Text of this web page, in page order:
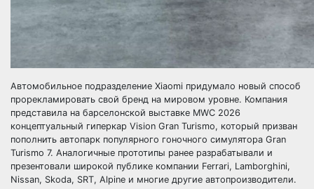
Автомобильное подразделение Xiaomi придумало новый способ
прорекламировать свой бренд на мировом уровне. Компания
представила на барселонской выставке MWC 2026
концептуальный гиперкар Vision Gran Turismo, который призван
пополнить автопарк популярного гоночного симулятора Gran
Turismo 7. Аналогичные прототипы ранее разрабатывали и
презентовали широкой публике компании Ferrari, Lamborghini,
Nissan, Skoda, SRT, Alpine и многие другие автопроизводители.